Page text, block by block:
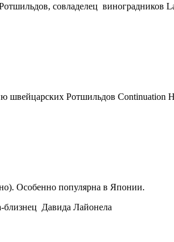
совладелец
швейцарских Ротшильдов
Особенно популярна в Японии.
близнец Давида Лайонела